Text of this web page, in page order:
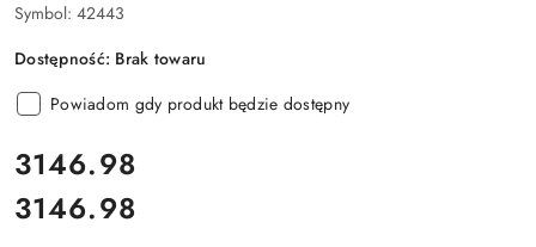
Symbol: 42443
Dostępność: Brak towaru
Powiadom gdy produkt będzie dostępny
cena:
3146.98
Cena:
3146.98